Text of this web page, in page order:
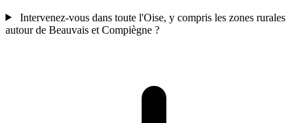
Intervenez-vous dans toute l'Oise, y compris les zones rurales
autour de Beauvais et Compiègne ?